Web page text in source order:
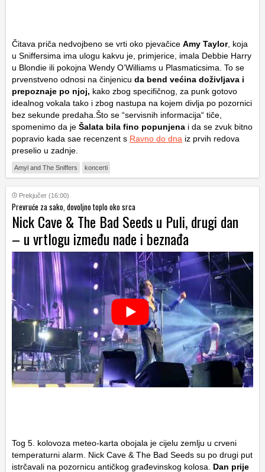
Čitava priča nedvojbeno se vrti oko pjevačice Amy Taylor, koja
u Sniffersima ima ulogu kakvu je, primjerice, imala Debbie Harry
u Blondie ili pokojna Wendy O’Williams u Plasmaticsima. To se
prvenstveno odnosi na činjenicu da bend većina doživljava i
prepoznaje po njoj, kako zbog specifičnog, za punk gotovo
idealnog vokala tako i zbog nastupa na kojem divlja po pozornici
bez sekunde predaha.Što se “servisnih informacija“ tiče,
spomenimo da je Šalata bila fino popunjena i da se zvuk bitno
popravio kada sae recenzent s Ravno do dna iz prvih redova
preselio u zadnje.
Amyl and The Sniffers koncerti
Prekjučer (16:00)
Prevruće za sako, dovoljno toplo oko srca
Nick Cave & The Bad Seeds u Puli, drugi dan
– u vrtlogu između nade i beznađa
Tog 5. kolovoza meteo-karta obojala je cijelu zemlju u crveni
temperaturni alarm. Nick Cave & The Bad Seeds su po drugi put
istrčavali na pozornicu antičkog građevinskog kolosa. Dan prije